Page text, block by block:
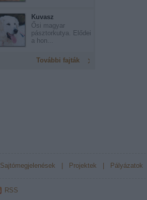
Kuvasz
Ősi magyar
pásztorkutya. Elődei
a hon...
További fajták
Sajtómegjelenések Projektek Pályázatok
RSS